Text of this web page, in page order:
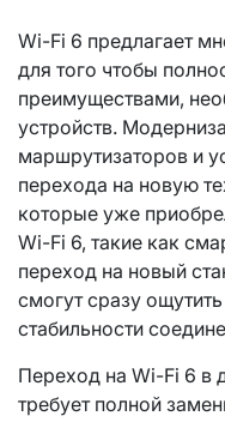
Wi-Fi 6 предлагает
для того чтобы
преимуществами,
устройств.
маршрутизаторов и
перехода на новую
которые уже
Wi-Fi 6, такие как
переход на новый
смогут сразу
стабильности
Переход на Wi-Fi 6 в
требует полной